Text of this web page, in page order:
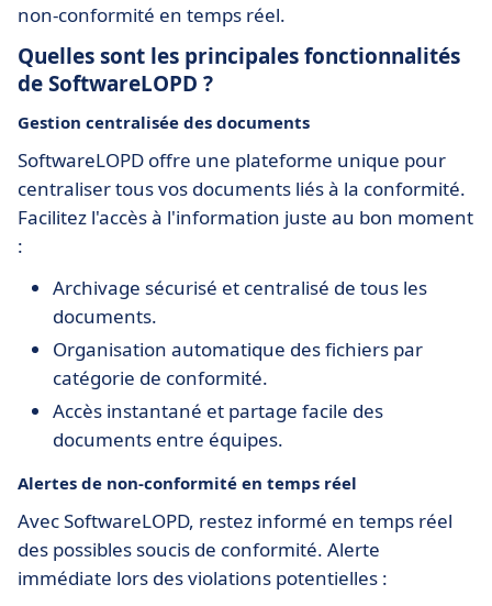
non-conformité en temps réel.
Quelles sont les principales fonctionnalités
de SoftwareLOPD ?
Gestion centralisée des documents
SoftwareLOPD offre une plateforme unique pour
centraliser tous vos documents liés à la conformité.
Facilitez l'accès à l'information juste au bon moment
:
Archivage sécurisé et centralisé de tous les
documents.
Organisation automatique des fichiers par
catégorie de conformité.
Accès instantané et partage facile des
documents entre équipes.
Alertes de non-conformité en temps réel
Avec SoftwareLOPD, restez informé en temps réel
des possibles soucis de conformité. Alerte
immédiate lors des violations potentielles :